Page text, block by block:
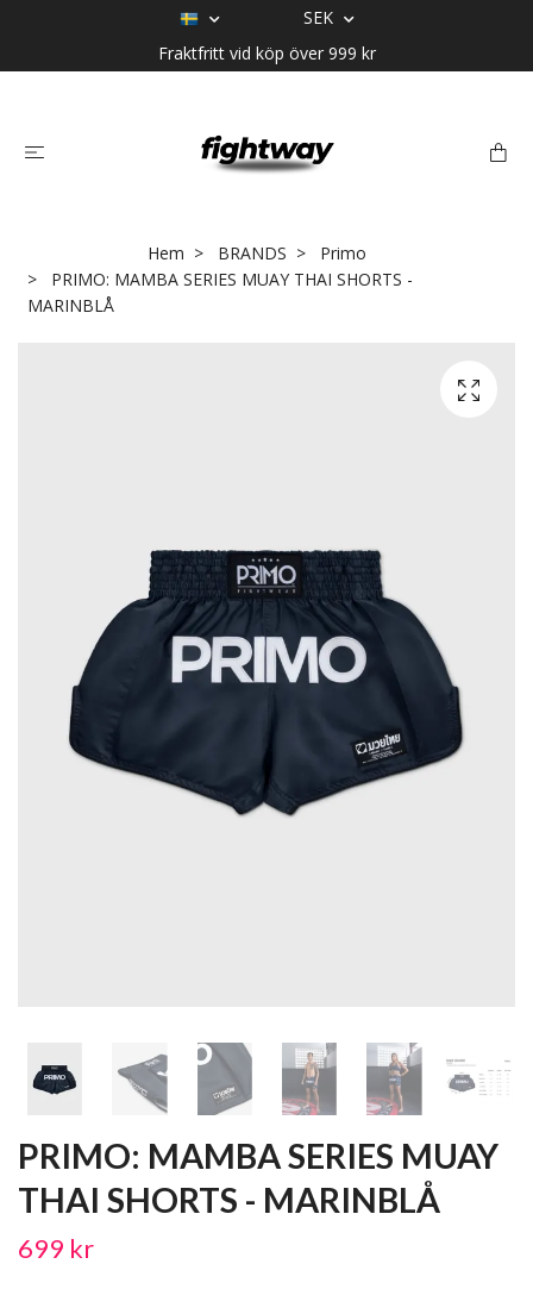
SEK
Fraktfritt vid köp över 999 kr
Hem BRANDS
Primo
PRIMO: MAMBA SERIES MUAY THAI SHORTS -
MARINBLÅ
PRIMO: MAMBA SERIES MUAY
THAI SHORTS - MARINBLÅ
699 kr